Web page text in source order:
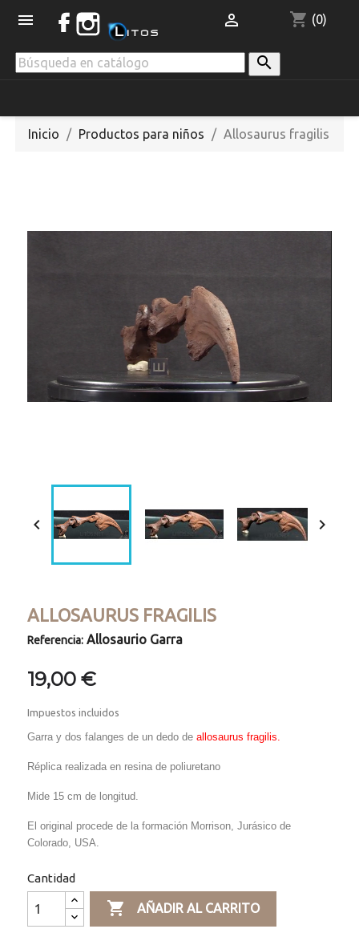
 shopping_cart (0)


Inicio Productos para niños Allosaurus fragilis
 
ALLOSAURUS FRAGILIS
Referencia: Allosaurio Garra
19,00 €
Impuestos incluidos
Garra y dos falanges de un dedo deallosaurus fragilis.
Réplica realizada en resina de poliuretano
Mide 15 cm de longitud.
El original procede de la formación Morrison, Jurásico de
Colorado, USA.
Cantidad
 AÑADIR AL CARRITO